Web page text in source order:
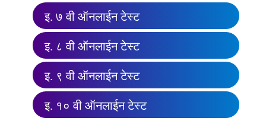
इ. ७ वी ऑनलाईन टेस्ट
इ. ८ वी ऑनलाईन टेस्ट
इ. ९ वी ऑनलाईन टेस्ट
इ. १० वी ऑनलाईन टेस्ट